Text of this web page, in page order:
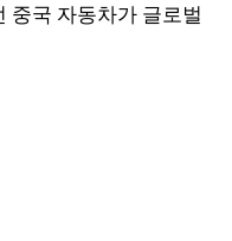
중국 자동차가 글로벌